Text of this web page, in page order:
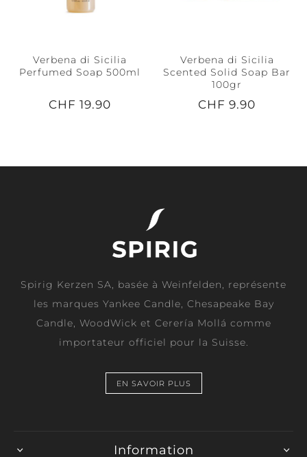
Verbena di Sicilia
Perfumed Soap 500ml
CHF 19.90
Verbena di Sicilia
Scented Solid Soap Bar
100gr
CHF 9.90
Spirig Kerzen SA, basée à Weinfelden, représente
les marques Yankee Candle, Chesapeake Bay
Candle, WoodWick et Cerería Mollá comme
importateur officiel pour la Suisse.
EN SAVOIR PLUS
Information